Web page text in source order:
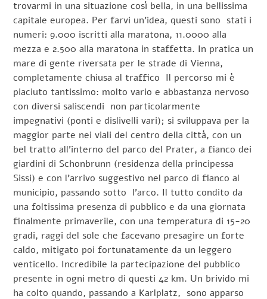
trovarmi in una situazione così bella, in una bellissima
capitale europea. Per farvi un’idea, questi sono stati i
numeri: 9.000 iscritti alla maratona, 11.0000 alla
mezza e 2.500 alla maratona in staffetta. In pratica un
mare di gente riversata per le strade di Vienna,
completamente chiusa al traffico Il percorso mi è
piaciuto tantissimo: molto vario e abbastanza nervoso
con diversi saliscendi non particolarmente
impegnativi (ponti e dislivelli vari); si sviluppava per la
maggior parte nei viali del centro della città, con un
bel tratto all’interno del parco del Prater, a fianco dei
giardini di Schonbrunn (residenza della principessa
Sissi) e con l’arrivo suggestivo nel parco di fianco al
municipio, passando sotto l’arco. Il tutto condito da
una foltissima presenza di pubblico e da una giornata
finalmente primaverile, con una temperatura di 15-20
gradi, raggi del sole che facevano presagire un forte
caldo, mitigato poi fortunatamente da un leggero
venticello. Incredibile la partecipazione del pubblico
presente in ogni metro di questi 42 km. Un brivido mi
ha colto quando, passando a Karlplatz, sono apparso